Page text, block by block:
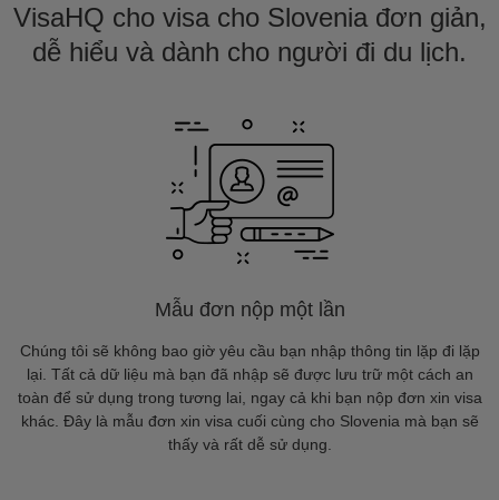
VisaHQ cho visa cho Slovenia đơn giản,
dễ hiểu và dành cho người đi du lịch.
Mẫu đơn nộp một lần
Chúng tôi sẽ không bao giờ yêu cầu bạn nhập thông tin lặp đi lặp
lại. Tất cả dữ liệu mà bạn đã nhập sẽ được lưu trữ một cách an
toàn để sử dụng trong tương lai, ngay cả khi bạn nộp đơn xin visa
khác. Đây là mẫu đơn xin visa cuối cùng cho Slovenia mà bạn sẽ
thấy và rất dễ sử dụng.